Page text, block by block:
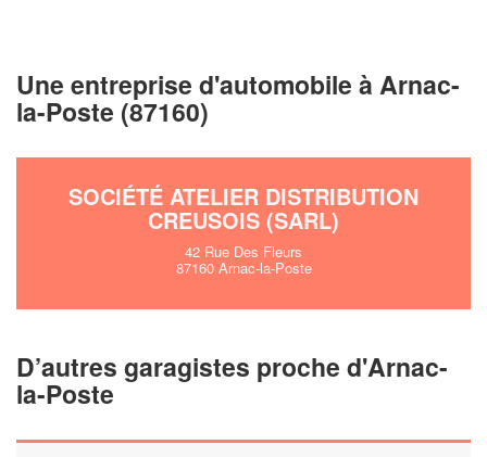
Une entreprise d'automobile à Arnac-
la-Poste (87160)
SOCIÉTÉ ATELIER DISTRIBUTION
CREUSOIS (SARL)
42 Rue Des Fleurs
87160 Arnac-la-Poste
D’autres garagistes proche d'Arnac-
la-Poste